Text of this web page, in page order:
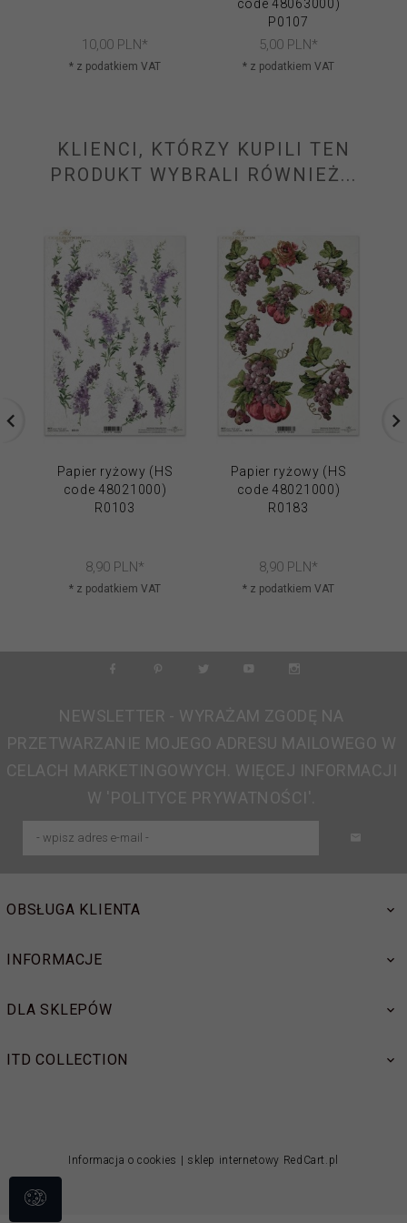
10,00 PLN*
* z podatkiem VAT
code 48063000)
P0107
5,00 PLN*
* z podatkiem VAT
KLIENCI, KTÓRZY KUPILI TEN
PRODUKT WYBRALI RÓWNIEŻ...
Papier ryżowy (HS
code 48021000)
R0103
8,90 PLN*
* z podatkiem VAT
Papier ryżowy (HS
code 48021000)
R0183
8,90 PLN*
* z podatkiem VAT
NEWSLETTER - WYRAŻAM ZGODĘ NA
PRZETWARZANIE MOJEGO ADRESU MAILOWEGO W
CELACH MARKETINGOWYCH. WIĘCEJ INFORMACJI
W 'POLITYCE PRYWATNOŚCI'.
OBSŁUGA KLIENTA
INFORMACJE
DLA SKLEPÓW
ITD COLLECTION
Informacja o cookies sklep internetowy RedCart.pl